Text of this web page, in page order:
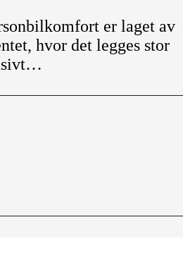
er laget av
hvor det legges stor